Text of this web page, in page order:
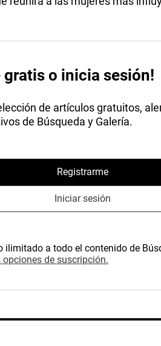
gratis o inicia sesión!
de artículos gratuitos,
de Búsqueda y Galería.
Registrarme
Iniciar sesión
ilimitado a todo el contenido de
de suscripción.